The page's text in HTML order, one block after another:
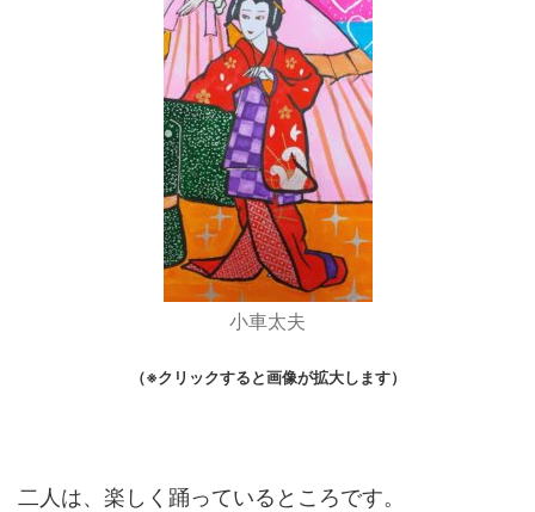
小車太夫
（※クリックすると画像が拡大します）
二人は、楽しく踊っているところです。